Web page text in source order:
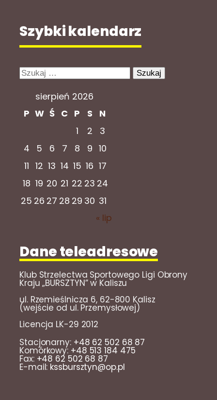
Szybki kalendarz
Szukaj:
sierpień 2026
P W Ś C P S
N
1
2
3
4
5 6 7 8 9 10
11 12 13 14 15 16 17
18 19 20 21 22 23 24
25 26 27 28 29 30 31
« lip
Dane teleadresowe
Klub Strzelectwa Sportowego Ligi Obrony
Kraju „BURSZTYN” w Kaliszu
ul. Rzemieślnicza 6, 62-800 Kalisz
(wejście od ul. Przemysłowej)
Licencja LK-29 2012
Stacjonarny: +48 62 502 68 87
Komórkowy: +48 513 184 475
Fax: +48 62 502 68 87
E-mail: kssbursztyn@op.pl